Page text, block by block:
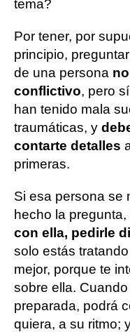
tema?
Por tener, por
principio,
de una persona
conflictivo, pero
han tenido mala
traumáticas, y
contarte detalles
primeras.
Si esa persona se
hecho la
con ella, pedirle
solo estás
mejor, porque te
sobre ella.
preparada, podrá
quiera, a su ritmo;